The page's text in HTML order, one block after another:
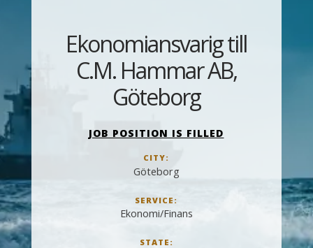
JOB POSITION IS FILLED
CITY:
Göteborg
SERVICE:
Ekonomi/Finans
STATE:
Ekonomiansvarig till
C.M. Hammar AB,
Göteborg